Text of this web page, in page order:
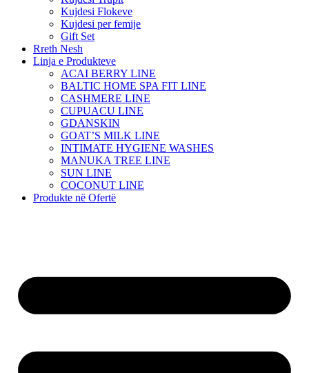
Kujdesi Flokeve
Kujdesi per femije
Gift Set
Rreth Nesh
Linja e Produkteve
ACAI BERRY LINE
BALTIC HOME SPA FIT LINE
CASHMERE LINE
CUPUACU LINE
GDANSKIN
GOAT’S MILK LINE
INTIMATE HYGIENE WASHES
MANUKA TREE LINE
SUN LINE
COCONUT LINE
Produkte në Ofertë